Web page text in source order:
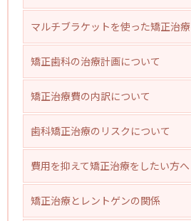
マルチブラケットを使った矯正治療
矯正歯科の治療計画について
矯正治療費の内訳について
歯科矯正治療のリスクについて
費用を抑えて矯正治療をしたい方へ
矯正治療とレントゲンの関係